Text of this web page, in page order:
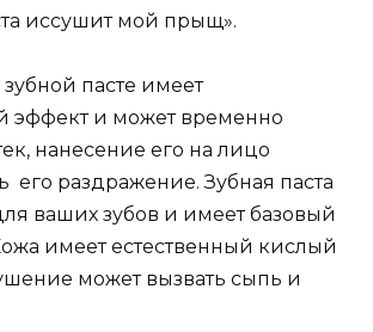
иссушит мой прыщ».
пасте имеет
эффект и может временно
нанесение его на лицо
его раздражение. Зубная паста
ваших зубов и имеет базовый
имеет естественный кислый
может вызвать сыпь и